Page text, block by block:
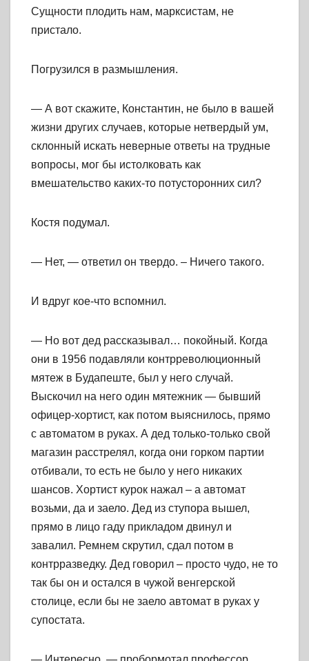
Сущности плодить нам, марксистам, не
пристало.
Погрузился в размышления.
— А вот скажите, Константин, не было в вашей
жизни других случаев, которые нетвердый ум,
склонный искать неверные ответы на трудные
вопросы, мог бы истолковать как
вмешательство каких-то потусторонних сил?
Костя подумал.
— Нет, — ответил он твердо. – Ничего такого.
И вдруг кое-что вспомнил.
— Но вот дед рассказывал… покойный. Когда
они в 1956 подавляли контрреволюционный
мятеж в Будапеште, был у него случай.
Выскочил на него один мятежник — бывший
офицер-хортист, как потом выяснилось, прямо
с автоматом в руках. А дед только-только свой
магазин расстрелял, когда они горком партии
отбивали, то есть не было у него никаких
шансов. Хортист курок нажал – а автомат
возьми, да и заело. Дед из ступора вышел,
прямо в лицо гаду прикладом двинул и
завалил. Ремнем скрутил, сдал потом в
контрразведку. Дед говорил – просто чудо, не то
так бы он и остался в чужой венгерской
столице, если бы не заело автомат в руках у
супостата.